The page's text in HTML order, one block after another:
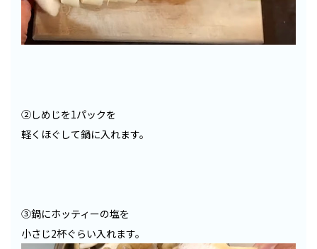
②しめじを1パックを
軽くほぐして鍋に入れます。
③鍋にホッティーの塩を
小さじ2杯ぐらい入れます。